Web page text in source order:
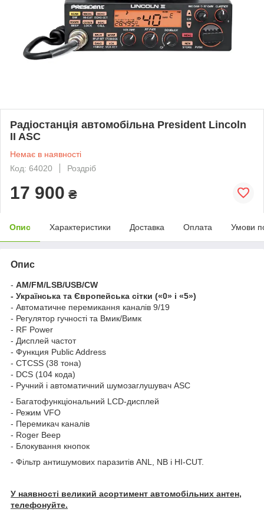
Радіостанція автомобільна President Lincoln
II ASC
Немає в наявності
Код: 64020
Роздріб
17 900 ₴
Опис Характеристики Доставка Оплата Умови
Опис
- AM/FM/LSB/USB/CW
- Українська та Європейська сітки («0» і «5»)
- Автоматичне перемикання каналів 9/19
- Регулятор гучності та Вмик/Вимк
- RF Power
- Дисплей частот
- Функция Public Address
- CTCSS (38 тона)
- DCS (104 кода)
- Ручний і автоматичний шумозаглушувач ASC
- Багатофункціональний LCD-дисплей
- Режим VFO
- Перемикач каналів
- Roger Beep
- Блокування кнопок
- Фільтр антишумових паразитів ANL, NB і HI-CUT.
У наявності великий асортимент автомобільних антен,
телефонуйте.